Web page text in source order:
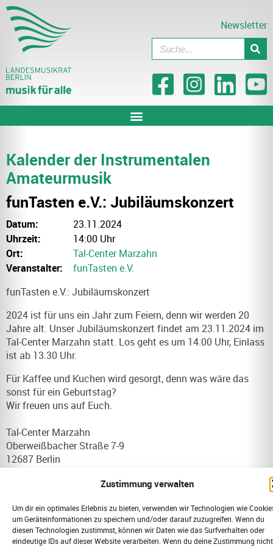
Zustimmung verwalten
Um dir ein optimales Erlebnis zu bieten, verwenden wir Technologien wie
um Geräteinformationen zu speichern und/oder darauf zuzugreifen. Wenn du
diesen Technologien zustimmst, können wir Daten wie das Surfverhalten oder
eindeutige IDs auf dieser Website verarbeiten. Wenn du deine Zustimmung nicht
Newsletter
Kalender der Instrumentalen
Amateurmusik
funTasten e.V.: Jubiläumskonzert
Datum:
23.11.2024
Uhrzeit:
14:00 Uhr
Ort:
Tal-Center Marzahn
Veranstalter:
funTasten e.V.
funTasten e.V.: Jubiläumskonzert
2024 ist für uns ein Jahr zum Feiern, denn wir werden 20
Jahre alt. Unser Jubiläumskonzert findet am 23.11.2024 im
Tal-Center Marzahn statt. Los geht es um 14.00 Uhr, Einlass
ist ab 13.30 Uhr.
Für Kaffee und Kuchen wird gesorgt, denn was wäre das
sonst für ein Geburtstag?
Wir freuen uns auf Euch.
Tal-Center Marzahn
Oberweißbacher Straße 7-9
12687 Berlin
https://www.funtasten-orchester.de/
https://www.berlin.de/special/shopping/einkaufscenter/
1724954-talcenter-marzahn.html